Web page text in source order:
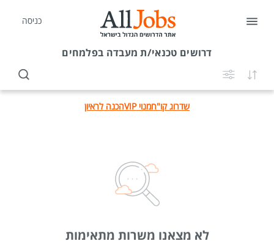
כניסה
דרושים טכנאי/ת מעבדה בפלמחים
שדרוג קו"חמנוי VIP הכנה לראיון
לא מצאנו משרות מתאימות